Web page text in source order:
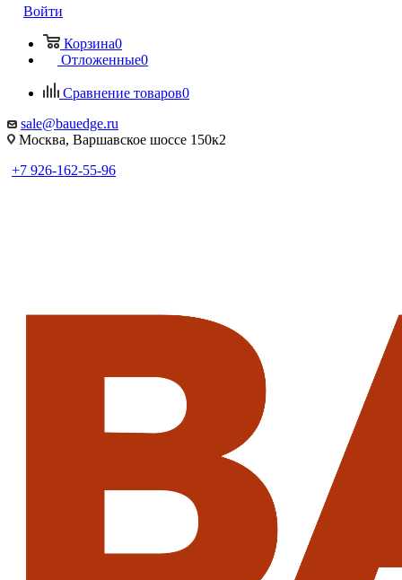
Войти
Корзина0
Отложенные0
Сравнение товаров0
sale@bauedge.ru
Москва, Варшавское шоссе 150к2
+7 926-162-55-96